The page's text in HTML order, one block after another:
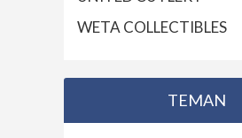
WETA COLLECTIBLES
TEMAN